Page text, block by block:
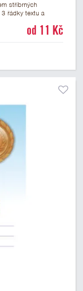
stříbrných
řádky textu a
je vhodný prood 11 Kč